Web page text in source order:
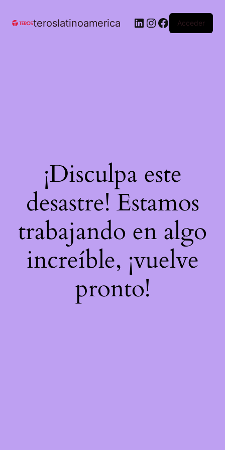
teroslatinoamerica Acceder
¡Disculpa este
desastre! Estamos
trabajando en algo
increíble, ¡vuelve
pronto!